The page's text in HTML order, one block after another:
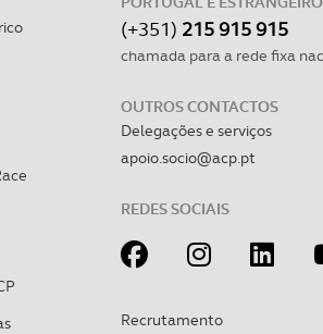
(+351) 215 915 915
chamada para a rede fixa
OUTROS CONTACTOS
Delegações e serviços
apoio.socio@acp.pt
REDES SOCIAIS
Recrutamento